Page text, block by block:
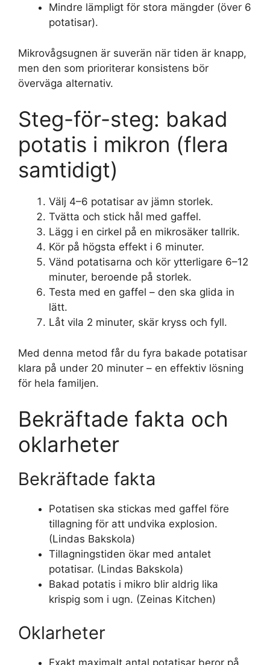
Mindre lämpligt för stora mängder (över 6
potatisar).
Mikrovågsugnen är suverän när tiden är knapp,
men den som prioriterar konsistens bör
överväga alternativ.
Steg-för-steg: bakad
potatis i mikron (flera
samtidigt)
Välj 4–6 potatisar av jämn storlek.
Tvätta och stick hål med gaffel.
Lägg i en cirkel på en mikrosäker tallrik.
Kör på högsta effekt i 6 minuter.
Vänd potatisarna och kör ytterligare 6–12
minuter, beroende på storlek.
Testa med en gaffel – den ska glida in
lätt.
Låt vila 2 minuter, skär kryss och fyll.
Med denna metod får du fyra bakade potatisar
klara på under 20 minuter – en effektiv lösning
för hela familjen.
Bekräftade fakta och
oklarheter
Bekräftade fakta
Potatisen ska stickas med gaffel före
tillagning för att undvika explosion.
(Lindas Bakskola)
Tillagningstiden ökar med antalet
potatisar. (Lindas Bakskola)
Bakad potatis i mikro blir aldrig lika
krispig som i ugn. (Zeinas Kitchen)
Oklarheter
Exakt maximalt antal potatisar beror på